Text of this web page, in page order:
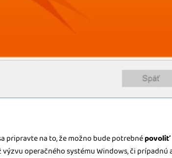
pripravte na to, že možno bude potrebnépovoliť
výzvu operačného systému Windows, či